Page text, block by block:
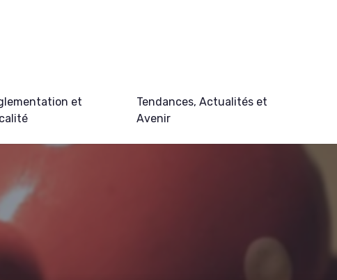
et
Tendances, Actualités et
Avenir